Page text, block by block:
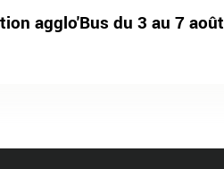
agglo'Bus du 3 au 7 août